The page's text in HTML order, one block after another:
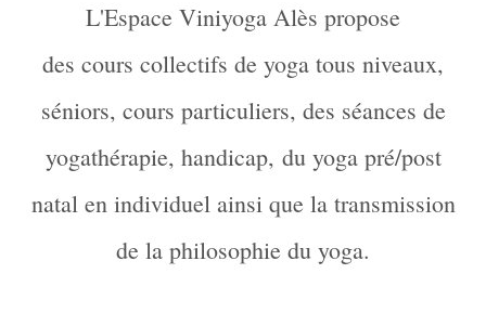
L'Espace Viniyoga Alès propose
des cours collectifs de yoga tous niveaux,
séniors, cours particuliers, des séances de
yogathérapie, handicap, du yoga pré/post
natal en individuel ainsi que la transmission
de la philosophie du yoga.